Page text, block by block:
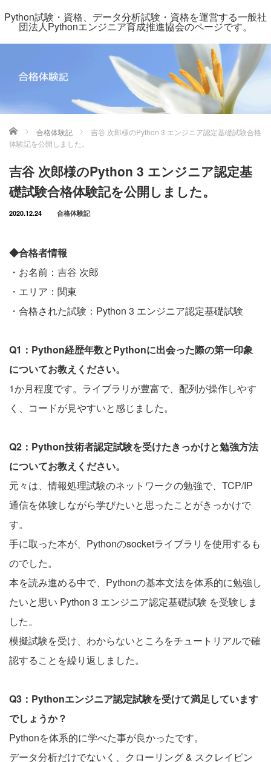
Python試験・資格、データ分析試験・資格を運営する一般社
団法人Pythonエンジニア育成推進協会のページです。
ホーム 合格体験記
吉谷 次郎様のPython 3 エンジニア認定基礎試験合格
体験記を公開しました。
吉谷 次郎様のPython 3 エンジニア認定基
礎試験合格体験記を公開しました。
2020.12.24 合格体験記
◆合格者情報
・お名前：吉谷 次郎
・エリア：関東
・合格された試験：Python 3 エンジニア認定基礎試験
Q1：Python経歴年数とPythonに出会った際の第一印象
についてお教えください。
1か月程度です。ライブラリが豊富で、配列が操作しやす
く、コードが見やすいと感じました。
Q2：Python技術者認定試験を受けたきっかけと勉強方法
についてお教えください。
元々は、情報処理試験のネットワークの勉強で、TCP/IP
通信を体験しながら学びたいと思ったことがきっかけで
す。
手に取った本が、Pythonのsocketライブラリを使用するも
のでした。
本を読み進める中で、Pythonの基本文法を体系的に勉強し
たいと思い Python 3 エンジニア認定基礎試験 を受験しま
した。
模擬試験を受け、わからないところをチュートリアルで確
認することを繰り返しました。
Q3：Pythonエンジニア認定試験を受けて満足しています
でしょうか？
Pythonを体系的に学べた事が良かったです。
データ分析だけでないく、クローリング & スクレイピン